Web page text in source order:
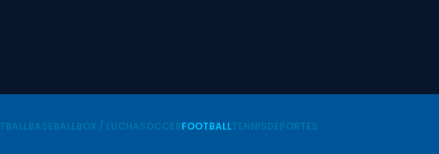
BASEBALLBOX / LUCHASOCCERFOOTBALLTENNISDEPORTES